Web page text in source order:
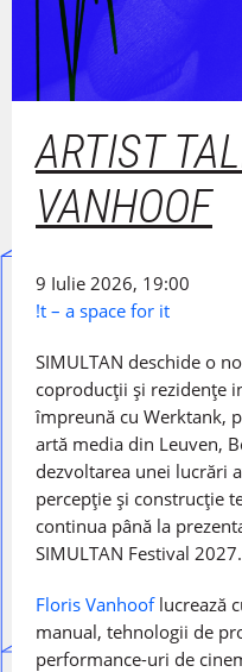
ARTIST
VANHOOF
9 Iulie 2026, 19:00
!t – a space for it
SIMULTAN deschide o
coproducții și rezidențe
împreună cu Werktank,
artă media din Leuven,
dezvoltarea unei lucrări
percepție și construcție
continua până la
SIMULTAN Festival 2027.
Floris Vanhooflucrează
manual, tehnologii de
performance-uri de